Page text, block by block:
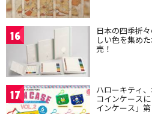
16 日本の四季折
しい色を集め
売！
17 ハローキティ
コインケース
インケース」